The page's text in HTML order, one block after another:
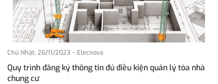
Chủ Nhật, 26/11/2023 - Elecnova
Quy trình đăng ký thông tin đủ điều kiện quản lý tòa nhà
chung cư